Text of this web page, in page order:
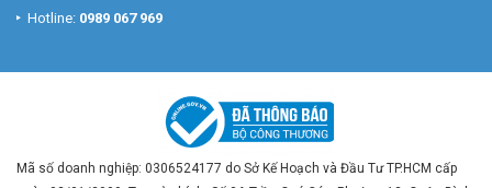
Hotline: 0989 067 969
Mã số doanh nghiệp: 0306524177 do Sở Kế Hoạch và Đầu Tư TP.HCM cấp